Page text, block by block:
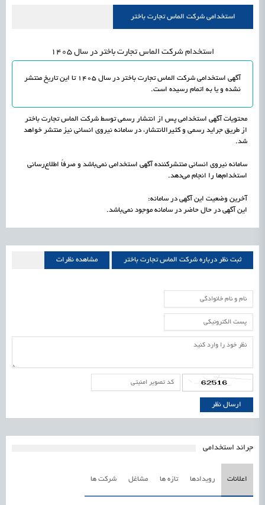
اشتغال و کارآفرینی رسیدن مجوز ایجاد «سندباکس» به نهادهای توسعه‌ای و صنفیاستخدامی شرکت الماس تجارت باختر
استخدام شرکت الماس تجارت باختر در سال 1405
آگهی استخدامی شرکت الماس تجارت باختر در سال 1405 تا این تاریخ منتشر
نشده و یا به اتمام رسیده است.
محتویات آگهی استخدامی پس از انتشار رسمی توسط شرکت الماس تجارت باختر
از طریق جراید رسمی و کثیرالانتشار، در سامانه نیروی انسانی نیز منتشر خواهد
شد.
سامانه نیروی انسانی منتشرکننده آگهی استخدامی نمی‌باشد و صرفاً اطلاع‌رسانی
استخدام‌ها را انجام می‌دهد.
آخرین وضعیت این آگهی در سامانه:
این آگهی در حال حاضر در سامانه موجود نمی‌باشد.
ثبت نظر درباره شرکت الماس تجارت باختر مشاهده نظرات
شرکت الماس تجارت باختر
جرائد استخدامی
اعلانات رویدادها تازه ها مشاغل شرکت ها